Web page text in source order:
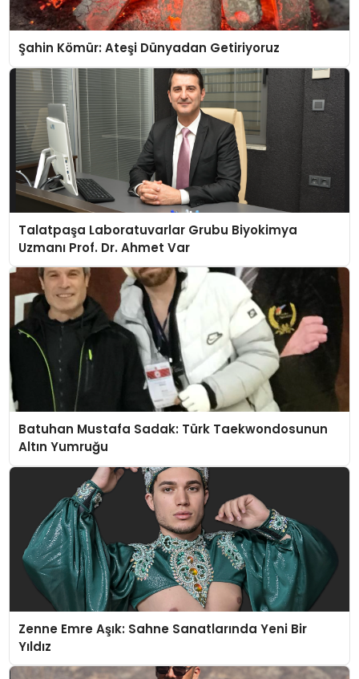
Şahin Kömür: Ateşi Dünyadan Getiriyoruz
Talatpaşa Laboratuvarlar Grubu Biyokimya
Uzmanı Prof. Dr. Ahmet Var
Batuhan Mustafa Sadak: Türk Taekwondosunun
Altın Yumruğu
Zenne Emre Aşık: Sahne Sanatlarında Yeni Bir
Yıldız